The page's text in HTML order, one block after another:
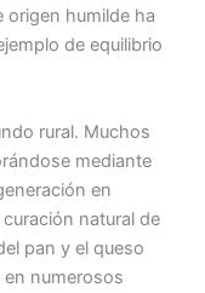
humilde ha
de equilibrio
rural. Muchos
mediante
en
natural de
pan y el queso
numerosos